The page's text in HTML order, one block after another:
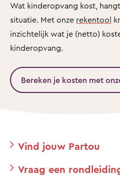
Wat kinderopvang kost,
situatie. Met onze rekentool
inzichtelijk wat je (netto)
kinderopvang.
Bereken je kosten met
Vind jouw Partou
Vraag een